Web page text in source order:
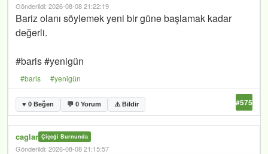
Gönderildi: 2026-08-08 21:22:19
Bariz olanı söylemek yeni bir güne başlamak kadar
değerli.
#baris #yenigün
#baris #yenigün
♥ 0 Beğen 💬 0 Yorum ⚠️ Bildir #575
caglar Çiçeği Burnunda
Gönderildi: 2026-08-08 21:15:57